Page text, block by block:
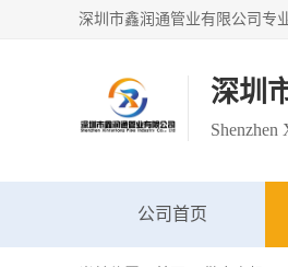
深圳
Shenzhen
公司首页